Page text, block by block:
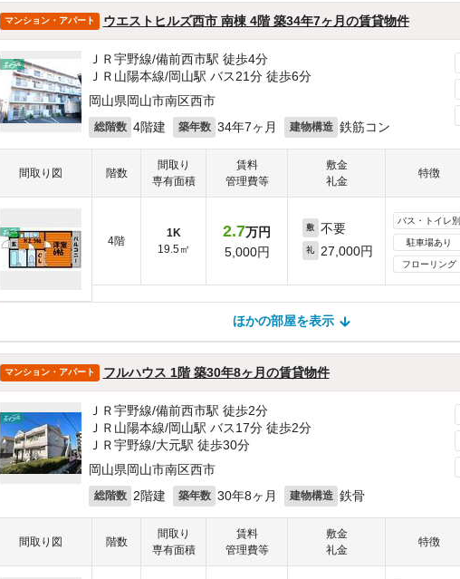
マンション・アパート ウエストヒルズ西市 南棟 4階 築34年7ヶ月の賃貸物件
ＪＲ宇野線/備前西市駅 徒歩4分
ＪＲ山陽本線/岡山駅 バス21分 徒歩6分
岡山県岡山市南区西市
総階数 4階建 築年数 34年7ヶ月 建物構造 鉄筋コン
間取り図 階数
間取り
専有面積
賃料
管理費等
敷金
礼金
特徴
4階
1K
19.5㎡
2.7万円
5,000円
敷 不要
礼 27,000円
バス・トイレ別
駐車場あり
フローリング
ほかの部屋を表示
ほかの部屋は見つかりませんでした
マンション・アパート フルハウス 1階 築30年8ヶ月の賃貸物件
ＪＲ宇野線/備前西市駅 徒歩2分
ＪＲ山陽本線/岡山駅 バス17分 徒歩2分
ＪＲ宇野線/大元駅 徒歩30分
岡山県岡山市南区西市
総階数 2階建 築年数 30年8ヶ月 建物構造 鉄骨
間取り図 階数
間取り
専有面積
賃料
管理費等
敷金
礼金
特徴